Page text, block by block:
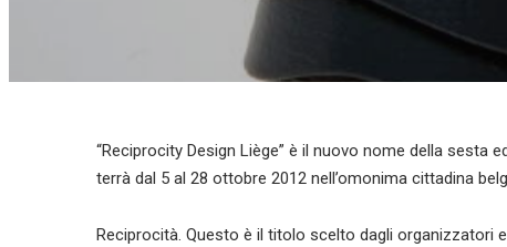
“Reciprocity Design Liège” è il nuovo nome della sesta
terrà dal 5 al 28 ottobre 2012 nell’omonima cittadina
Reciprocità. Questo è il titolo scelto dagli organizzatori